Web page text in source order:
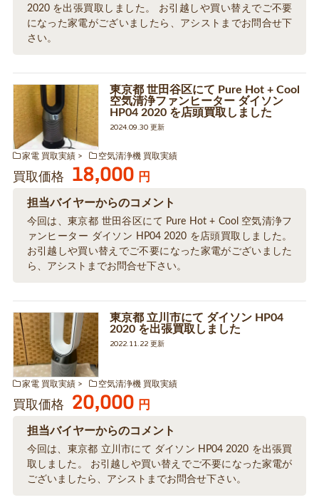
2020 を出張買取しました。 お引越しや買い替えでご不要
になった家電がございましたら、アシストまでお問合せ下
さい。
東京都 世田谷区にて Pure Hot + Cool
空気清浄ファンヒーター ダイソン
HP04 2020 を店頭買取しました
2024.09.30 更新
家電 買取実績 空気清浄機 買取実績
買取価格 18,000 円
担当バイヤーからのコメント
今回は、東京都 世田谷区にて Pure Hot + Cool 空気清浄フ
ァンヒーター ダイソン HP04 2020 を店頭買取しました。
お引越しや買い替えでご不要になった家電がございました
ら、アシストまでお問合せ下さい。
東京都 立川市にて ダイソン HP04
2020 を出張買取しました
2022.11.22 更新
家電 買取実績 空気清浄機 買取実績
買取価格 20,000 円
担当バイヤーからのコメント
今回は、東京都 立川市にて ダイソン HP04 2020 を出張買
取しました。 お引越しや買い替えでご不要になった家電が
ございましたら、アシストまでお問合せ下さい。